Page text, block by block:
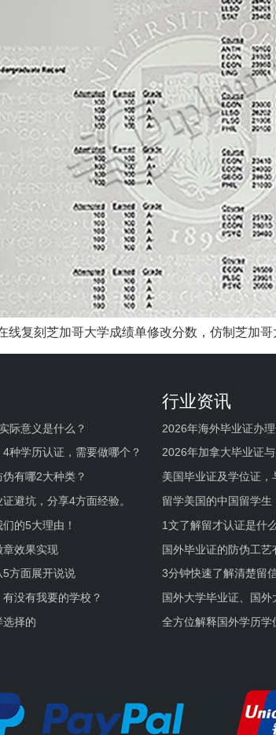
线复刻芝加哥大学成绩单修改分数，仿制芝加
际意义是什么？
种学历认证，需要做哪个？
有哪2大种类？
避坑，分享4方面经验。
的5大理由！
章效果实现
方面展开说说
没有我要的学校？
择的
行业资讯
2026年海外毕业证办
2026年加拿大毕业证
美国毕业证及学位证，
留学美国的中国留学
1文了解留才认证是什
国外毕业证的防伪工艺
3分钟快速了解清楚留信
国外大学毕业证、国
全方位解释国外学历学